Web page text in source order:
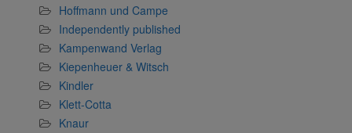
Hoffmann und Campe
Independently published
Kampenwand Verlag
Kiepenheuer & Witsch
Kindler
Klett-Cotta
Knaur